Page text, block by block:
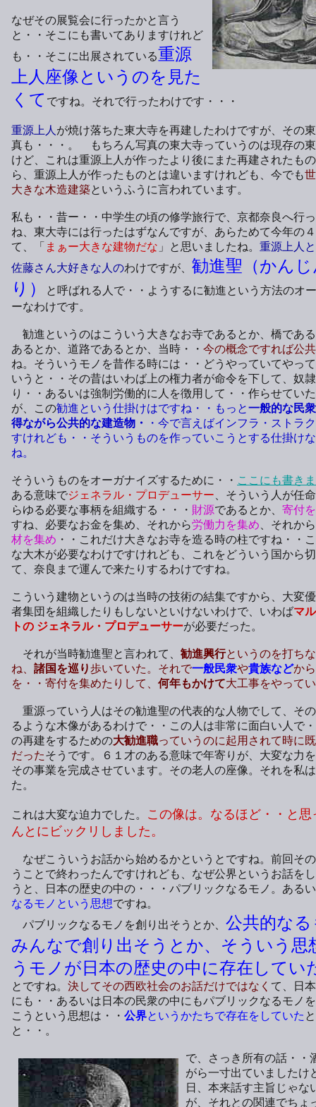
なぜその展覧会に行ったかと言う
と・・そこにも書いてありますけれど
も・・そこに出展されている重源
上人座像というのを見た
くて ですね。それで行ったわけです・・・
重源上人 が焼け落ちた東大寺を再建したわけですが、その
真も・・・。 もちろん写真の東大寺っていうのは現存の
けど、これは重源上人が作ったより後にまた再建されたも
ら、重源上人が作ったものとは違いますけれども、今でも
大きな木造建築というふうに言われています。
私も・・昔ー・・中学生の頃の修学旅行で、京都奈良へ行
ね、東大寺には行ったはずなんですが、あらためて今年の
て、「 まぁー大きな建物だな 」と思いましたね。 重源上人
佐藤さん大好きな人のわけですが、 勧進聖（かん
り）
と呼ばれる人で・・ようするに勧進という方法のオ
ーなわけです。
勧進というのはこういう大きなお寺であるとか、橋であ
あるとか、道路であるとか、当時・・ 今の概念ですれば公
ね。そういうモノを昔作る時には・・どうやっていてやっ
いうと・・その昔はいわば上の権力者が命令を下して、奴
り・・あるいは強制労働的に人を徴用して・・作らせてい
が、この勧進という仕掛けはですね・・もっと一般的な民
得ながら公共的な建造物・
・今で言えばインフラ・ストラ
すけれども・・そういうものを作っていこうとする仕掛け
ね。
そういうものをオーガナイズするために・・ ここにも書き
ある意味でジェネラル・プロデューサー 、そういう人が任
らゆる必要な事柄を組織する・・・ 財源であるとか、 寄付
すね、必要なお金を集め、それから労働力を集め 、それから
材を集め ・・これだけ大きなお寺を造る時の柱ですね・・
な大木が必要なわけですけれども、これをどういう国から
て、奈良まで運んで来たりするわけですね。
こういう建物というのは当時の技術の結集ですから、大変
者集団を組織したりもしないといけないわけで、いわばマ
トの ジェネラル・プロデューサーが必要だった。
それが当時勧進聖と言われて、 勧進興行というのを打ち
ね、 諸国を巡り歩いていた。それで一般民衆や貴族などか
を・・寄付を集めたりして、 何年もかけて大工事をやって
重源っていう人はその勧進聖の代表的な人物でして、そ
るような木像があるわけで・・この人は非常に面白い人で
の再建をするための大勧進職っていうのに起用されて時に
だったそうです。６１才のある意味で年寄りが、大変な力
その事業を完成させています。その老人の座像。それを私
た。
これは大変な迫力でした。
この像は。なるほど・・と思
んとにビックリしました。
なぜこういうお話から始めるかというとですね。前回そ
うことで終わったんですけれども、なぜ公界というお話を
うと、日本の歴史の中の・・・パブリックなるモノ。ある
なるモノという思想ですね。
パブリックなるモノを創り出そうとか、 公共的な
みんなで創り出そうとか、そういう思
うモノが日本の歴史の中に存在してい
とですね。 決してその西欧社会のお話だけではなく て、日
にも・・あるいは日本の民衆の中にもパブリックなるモノ
こうという思想は・・ 公界というかたちで存在をしていた
と・・。
で、さっき所有の話・・
がら一寸出ていましたけ
日、本来話す主旨じゃな
が、それとの関連でちょ